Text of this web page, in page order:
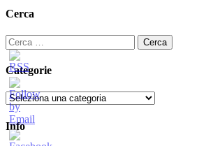
Cerca
Ricerca
per:
Categorie
Categorie
Info